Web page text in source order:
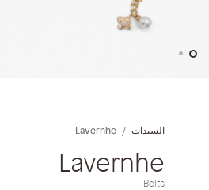
السيدات Lavernhe
Lavernhe
Belts